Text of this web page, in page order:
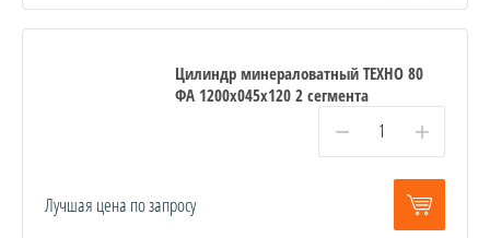
Цилиндр минераловатный ТЕХНО 80
ФА 1200x045x120 2 сегмента
− +
Лучшая цена по запросу